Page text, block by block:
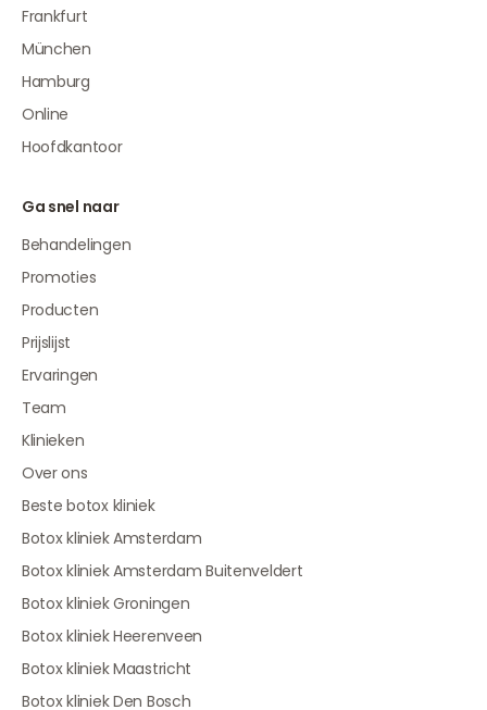
Frankfurt
München
Hamburg
Online
Hoofdkantoor
Ga snel naar
Behandelingen
Promoties
Producten
Prijslijst
Ervaringen
Team
Klinieken
Over ons
Beste botox kliniek
Botox kliniek Amsterdam
Botox kliniek Amsterdam Buitenveldert
Botox kliniek Groningen
Botox kliniek Heerenveen
Botox kliniek Maastricht
Botox kliniek Den Bosch